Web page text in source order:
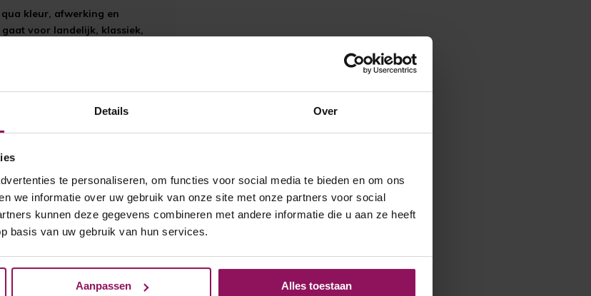
Details Over
te personaliseren, om functies voor social media te bieden en om ons
we informatie over uw gebruik van onze site met onze partners voor social
kunnen deze gegevens combineren met andere informatie die u aan ze heeft
basis van uw gebruik van hun services.
Aanpassen Alles toestaan
qua kleur, afwerking en
voor landelijk, klassiek,